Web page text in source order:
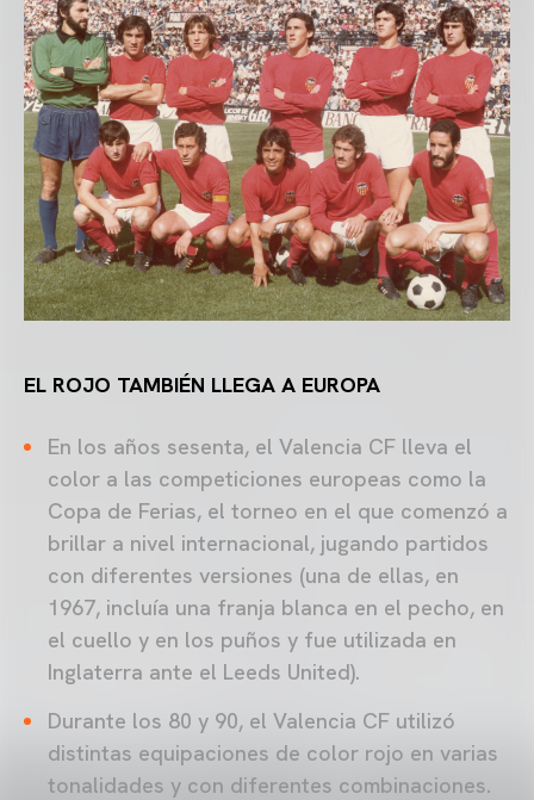
EL ROJO TAMBIÉN LLEGA A EUROPA
En los años sesenta, el Valencia CF lleva el
color a las competiciones europeas como la
Copa de Ferias, el torneo en el que comenzó a
brillar a nivel internacional, jugando partidos
con diferentes versiones (una de ellas, en
1967, incluía una franja blanca en el pecho, en
el cuello y en los puños y fue utilizada en
Inglaterra ante el Leeds United).
Durante los 80 y 90, el Valencia CF utilizó
distintas equipaciones de color rojo en varias
tonalidades y con diferentes combinaciones.